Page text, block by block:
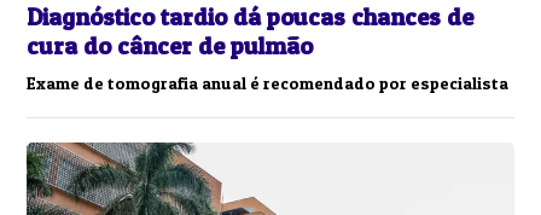
Diagnóstico tardio dá poucas chances de
cura do câncer de pulmão
Exame de tomografia anual é recomendado por especialista